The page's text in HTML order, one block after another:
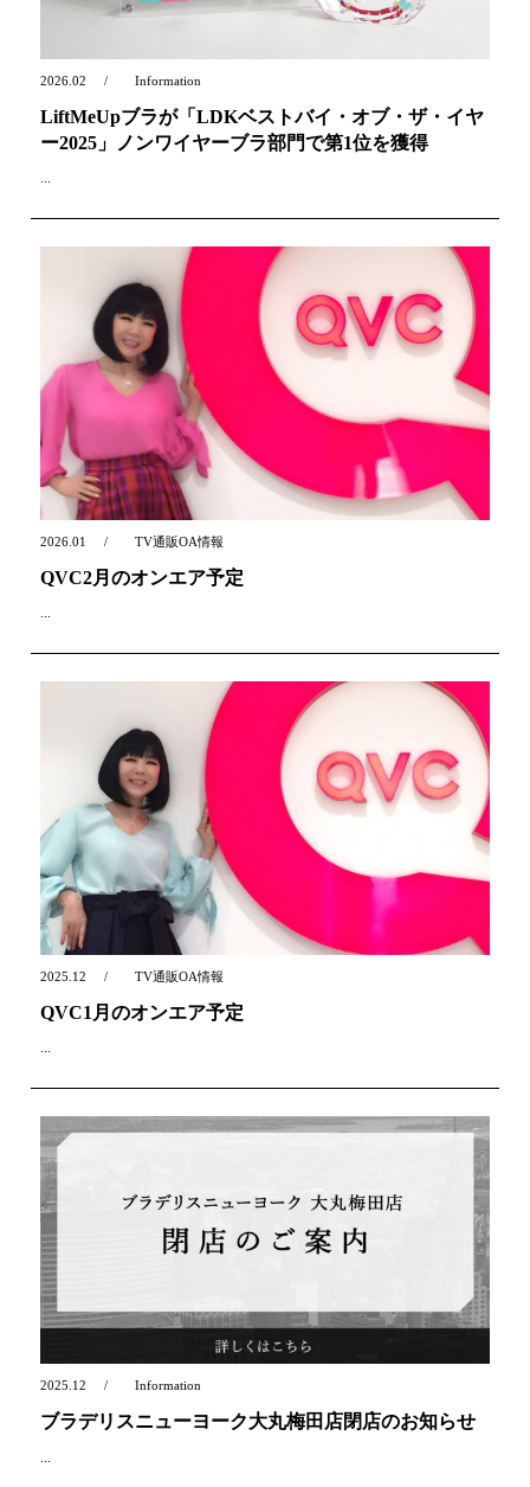
2026.02 Information
LiftMeUpブラが「LDKベストバイ・オブ・ザ・イヤ
ー2025」ノンワイヤーブラ部門で第1位を獲得
...
2026.01 TV通販OA情報
QVC2月のオンエア予定
...
2025.12 TV通販OA情報
QVC1月のオンエア予定
...
2025.12 Information
ブラデリスニューヨーク大丸梅田店閉店のお知らせ
...